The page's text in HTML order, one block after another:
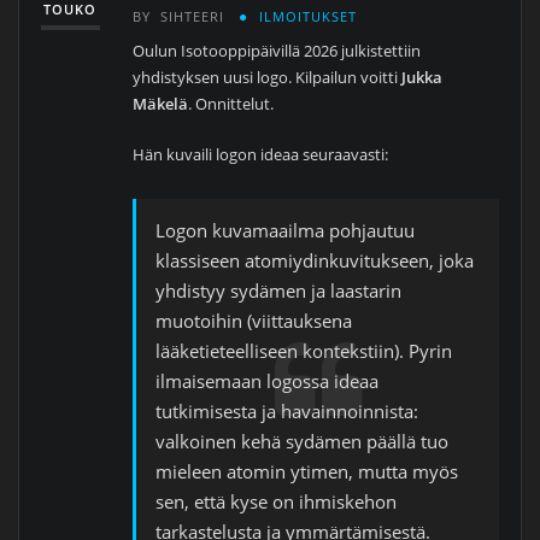
TOUKO BY SIHTEERI ILMOITUKSET
Oulun Isotooppipäivillä 2026 julkistettiin
yhdistyksen uusi logo. Kilpailun voitti Jukka
Mäkelä. Onnittelut.
Hän kuvaili logon ideaa seuraavasti:
Logon kuvamaailma pohjautuu
klassiseen atomiydinkuvitukseen, joka
yhdistyy sydämen ja laastarin
muotoihin (viittauksena
lääketieteelliseen kontekstiin). Pyrin
ilmaisemaan logossa ideaa
tutkimisesta ja havainnoinnista:
valkoinen kehä sydämen päällä tuo
mieleen atomin ytimen, mutta myös
sen, että kyse on ihmiskehon
tarkastelusta ja ymmärtämisestä.